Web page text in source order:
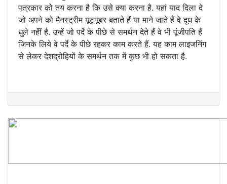
पत्रकार को तय करना है कि उसे क्या करना है. यहां याद दिला दे
जो अपने को मैनस्ट्रीम यूट्यूबर बताते हैं या माने जाते हैं वे दूध के
धुले नहेीं है. उन्हें जो पर्दे के पीछे से समर्थन देते हैं वे भी पूंजीपति हैं
जिनके लिये वे पर्दे के पीछे रहकर काम करते हैं. यह काम लाइजनिंग
से लेकर देशद्रोहियों के समर्थन तक में कुछ भी हो सकता है.